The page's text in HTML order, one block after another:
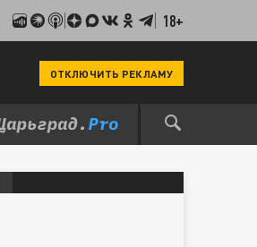
18+
ОТКЛЮЧИТЬ РЕКЛАМУ